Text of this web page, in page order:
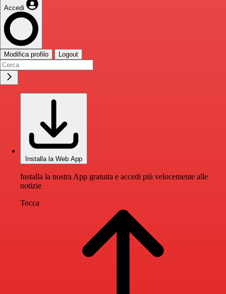
Accedi
Modifica profilo Logout
Installa la Web App
Installa la nostra App gratuita e accedi più velocemente alle
notizie
Tocca